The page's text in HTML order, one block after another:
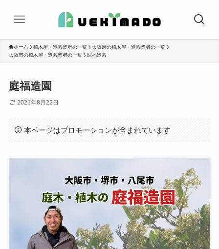
ホーム 植木屋・造園業者の一覧
大阪府の植木屋・造園業者の一覧
大阪市の植木屋・造園業者の一覧
庭福造園
庭福造園
2023年8月22日
本ページはプロモーションが含まれています